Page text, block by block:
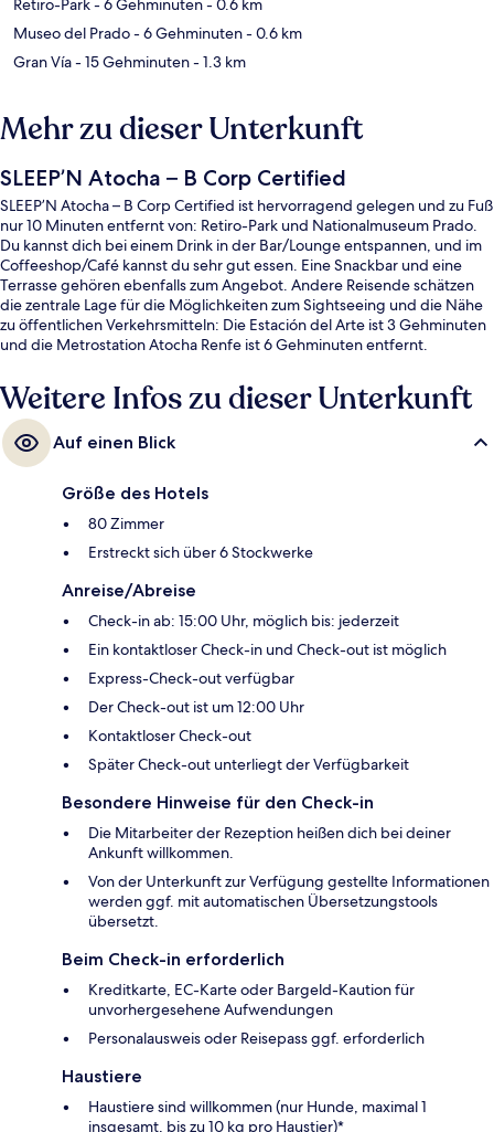
Retiro-Park- 6 Gehminuten- 0.6 km
Museo del Prado- 6 Gehminuten- 0.6 km
Gran Vía- 15 Gehminuten- 1.3 km
Mehr zu dieser Unterkunft
SLEEP’N Atocha – B Corp Certified
SLEEP’N Atocha – B Corp Certified ist hervorragend gelegen und zu Fuß
nur 10 Minuten entfernt von: Retiro-Park und Nationalmuseum Prado.
Du kannst dich bei einem Drink in der Bar/Lounge entspannen, und im
Coffeeshop/Café kannst du sehr gut essen. Eine Snackbar und eine
Terrasse gehören ebenfalls zum Angebot. Andere Reisende schätzen
die zentrale Lage für die Möglichkeiten zum Sightseeing und die Nähe
zu öffentlichen Verkehrsmitteln: Die Estación del Arte ist 3 Gehminuten
und die Metrostation Atocha Renfe ist 6 Gehminuten entfernt.
Weitere Infos zu dieser Unterkunft
Auf einen Blick
Größe des Hotels
80 Zimmer
Erstreckt sich über 6 Stockwerke
Anreise/Abreise
Check-in ab: 15:00 Uhr, möglich bis: jederzeit
Ein kontaktloser Check-in und Check-out ist möglich
Express-Check-out verfügbar
Der Check-out ist um 12:00 Uhr
Kontaktloser Check-out
Später Check-out unterliegt der Verfügbarkeit
Besondere Hinweise für den Check-in
Die Mitarbeiter der Rezeption heißen dich bei deiner
Ankunft willkommen.
Von der Unterkunft zur Verfügung gestellte Informationen
werden ggf. mit automatischen Übersetzungstools
übersetzt.
Beim Check-in erforderlich
Kreditkarte, EC-Karte oder Bargeld-Kaution für
unvorhergesehene Aufwendungen
Personalausweis oder Reisepass ggf. erforderlich
Haustiere
Haustiere sind willkommen (nur Hunde, maximal 1
insgesamt, bis zu 10 kg pro Haustier)*